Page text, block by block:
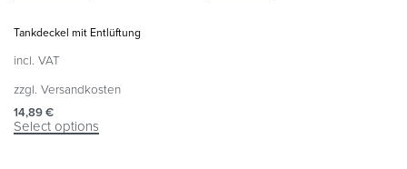
Tankdeckel mit Entlüftung
incl. VAT
zzgl. Versandkosten
14,89€
Select options